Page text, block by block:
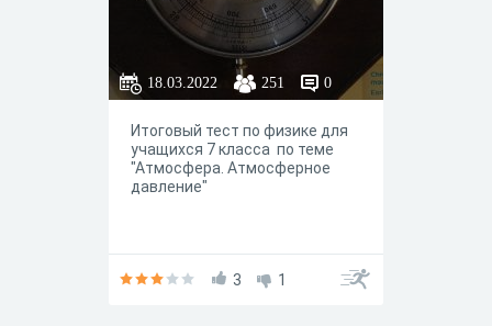
18.03.2022 251 0
Итоговый тест по физике для
учащихся 7 класса по теме
"Атмосфера. Атмосферное
давление"
3 1